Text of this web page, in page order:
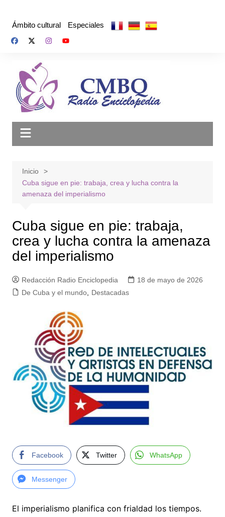
Ámbito cultural Especiales
Inicio
Cuba sigue en pie: trabaja, crea y lucha contra la
amenaza del imperialismo
Cuba sigue en pie: trabaja,
crea y lucha contra la amenaza
del imperialismo
Redacción Radio Enciclopedia
18 de mayo de 2026
De Cuba y el mundo, Destacadas
Facebook Twitter WhatsApp
Messenger
El imperialismo planifica con frialdad los tiempos.